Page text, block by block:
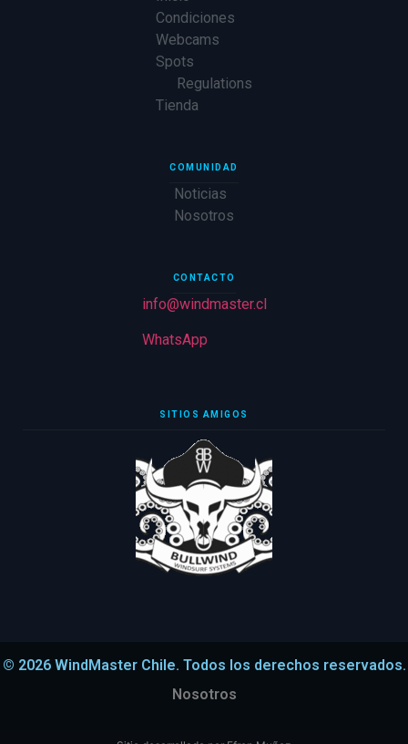
Condiciones
Webcams
Spots
Regulations
Tienda
COMUNIDAD
Noticias
Nosotros
CONTACTO
info@windmaster.cl
WhatsApp
SITIOS AMIGOS
© 2026 WindMaster Chile. Todos los derechos reservados.
Nosotros